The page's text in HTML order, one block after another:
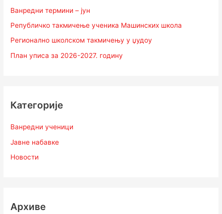
Ванредни термини – јун
Републичко такмичење ученика Машинских школа
Регионално школском такмичењу у џудоу
План уписа за 2026-2027. годину
Категорије
Ванредни ученици
Јавне набавке
Новости
Архиве